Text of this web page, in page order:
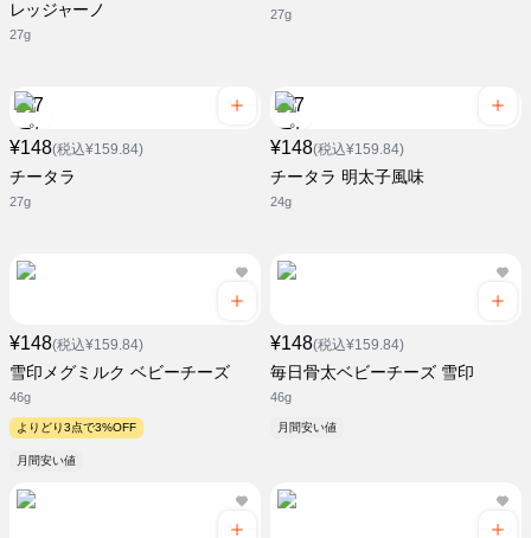
レッジャーノ
27g
27g
¥148(税込¥159.84)
チータラ
27g
¥148(税込¥159.84)
チータラ 明太子風味
24g
¥148(税込¥159.84)
雪印メグミルク ベビーチーズ
46g
よりどり3点で3%OFF
月間安い値
¥148(税込¥159.84)
毎日骨太ベビーチーズ 雪印
46g
月間安い値